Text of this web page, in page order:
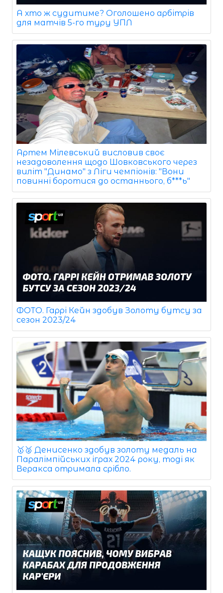
А хто ж судитиме? Оголошено арбітрів
для матчів 5-го туру УПЛ
Артем Мілевський висловив своє
незадоволення щодо Шовковського через
виліт "Динамо" з Ліги чемпіонів: "Вони
повинні боротися до останнього, б***ь"
ФОТО. Гаррі Кейн здобув Золоту бутсу за
сезон 2023/24
🥇🥈 Денисенко здобув золоту медаль на
Паралімпійських іграх 2024 року, тоді як
Веракса отримала срібло.